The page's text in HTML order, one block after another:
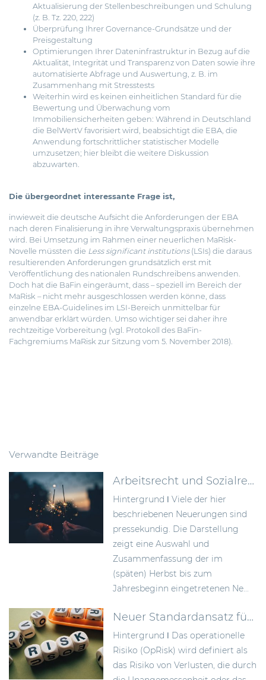
Aktualisierung der Stellenbeschreibungen und Schulung
(z. B. Tz. 220, 222)
Überprüfung Ihrer Governance-Grundsätze und der
Preisgestaltung
Optimierungen Ihrer Dateninfrastruktur in Bezug auf die
Aktualität, Integrität und Transparenz von Daten sowie ihre
automatisierte Abfrage und Auswertung, z. B. im
Zusammenhang mit Stresstests
Weiterhin wird es keinen einheitlichen Standard für die
Bewertung und Überwachung vom
Immobiliensicherheiten geben: Während in Deutschland
die BelWertV favorisiert wird, beabsichtigt die EBA, die
Anwendung fortschrittlicher statistischer Modelle
umzusetzen; hier bleibt die weitere Diskussion
abzuwarten.
Die übergeordnet interessante Frage ist,
inwieweit die deutsche Aufsicht die Anforderungen der EBA
nach deren Finalisierung in ihre Verwaltungspraxis übernehmen
wird. Bei Umsetzung im Rahmen einer neuerlichen MaRisk-
Novelle müssten die Less significant institutions(LSIs) die daraus
resultierenden Anforderungen grundsätzlich erst mit
Veröffentlichung des nationalen Rundschreibens anwenden.
Doch hat die BaFin eingeräumt, dass – speziell im Bereich der
MaRisk – nicht mehr ausgeschlossen werden könne, dass
einzelne EBA-Guidelines im LSI-Bereich unmittelbar für
anwendbar erklärt würden. Umso wichtiger sei daher ihre
rechtzeitige Vorbereitung (vgl. Protokoll des BaFin-
Fachgremiums MaRisk zur Sitzung vom 5. November 2018).
Verwandte Beiträge
Arbeitsrecht und Sozialrecht – mit Neuerungen ins Jahr 2023
Hintergrund ǀ Viele der hier
beschriebenen Neuerungen sind
pressekundig. Die Darstellung
zeigt eine Auswahl und
Zusammenfassung der im
(späten) Herbst bis zum
Jahresbeginn eingetretenen Ne...
Neuer Standardansatz für operationelle Risiken gem. CRR III
Hintergrund ǀ Das operationelle
Risiko (OpRisk) wird definiert als
das Risiko von Verlusten, die durch